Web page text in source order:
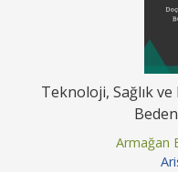
Teknoloji, Sağlık ve
Armağan